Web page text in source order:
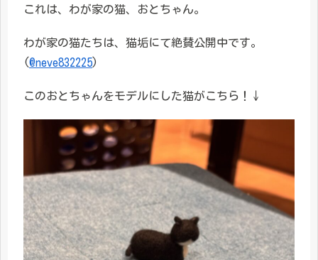
これは、わが家の猫、おとちゃん。
わが家の猫たちは、猫垢にて絶賛公開中です。
(@neve832225)
このおとちゃんをモデルにした猫がこちら！↓